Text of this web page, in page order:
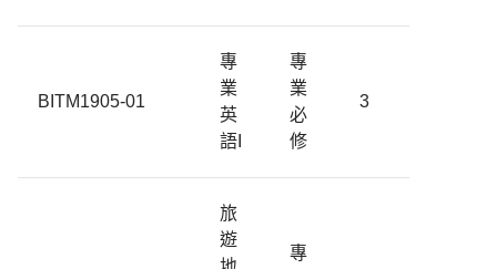
BITM1905-01
專
業
英
語I
專
業
必
修
3
旅
遊
專